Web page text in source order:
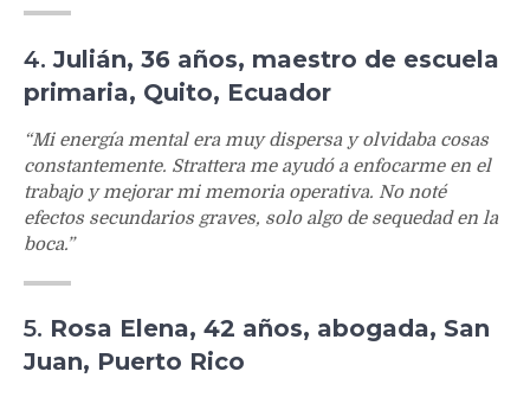
4. Julián, 36 años, maestro de escuela
primaria, Quito, Ecuador
“Mi energía mental era muy dispersa y olvidaba cosas
constantemente. Strattera me ayudó a enfocarme en el
trabajo y mejorar mi memoria operativa. No noté
efectos secundarios graves, solo algo de sequedad en la
boca.”
5. Rosa Elena, 42 años, abogada, San
Juan, Puerto Rico